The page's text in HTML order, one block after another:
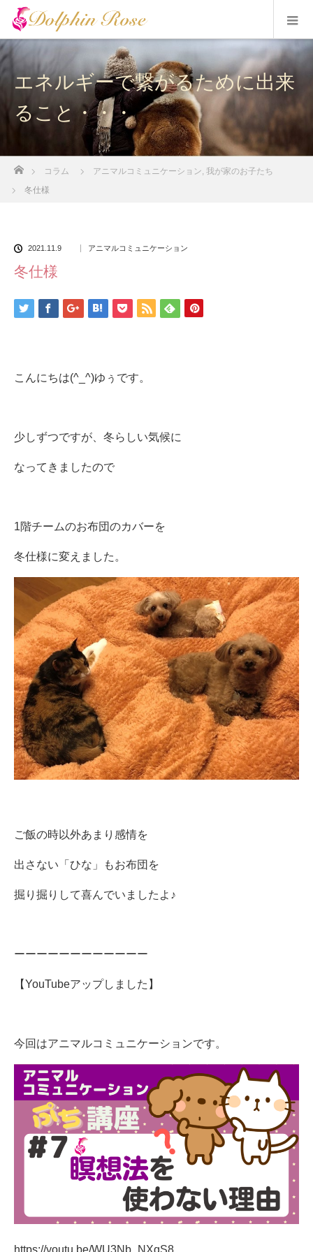
エネルギーで繋がるために出来
ること・・・
コラム アニマルコミュニケーション 我が家のお子たち
冬仕様
2021.11.9 アニマルコミュニケーション
冬仕様
こんにちは(^_^)ゆぅです。
少しずつですが、冬らしい気候に
なってきましたので
1階チームのお布団のカバーを
冬仕様に変えました。
ご飯の時以外あまり感情を
出さない「ひな」もお布団を
掘り掘りして喜んでいましたよ♪
ーーーーーーーーーーーー
【YouTubeアップしました】
今回はアニマルコミュニケーションです。